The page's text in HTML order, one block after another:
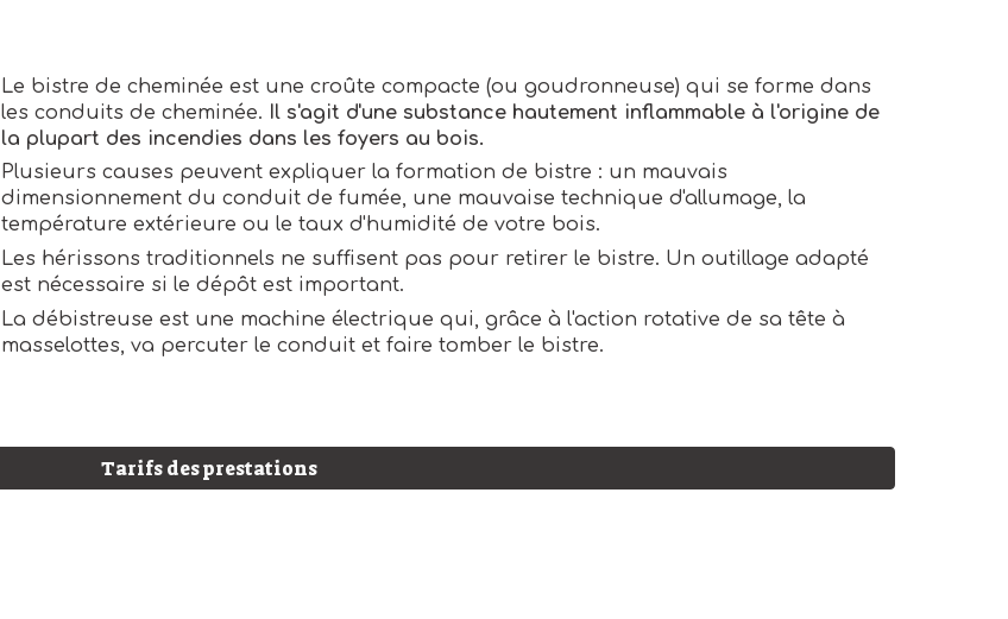
Le bistre decheminée est une croûte compacte (ou goudronneuse) qui se forme dans
les conduits decheminée. Il s'agit d'une substance hautement inflammable à l'origine de
la plupart des incendies dans les foyers au bois.
Plusieurs causes peuvent expliquer la formation de bistre : un mauvais
dimensionnement du conduit de fumée, une mauvaise technique d'allumage, la
température extérieure ou le taux d'humidité de votre bois.
Les hérissons traditionnels ne suffisent pas pour retirer le bistre. Un outillage adapté
est nécessaire si le dépôt est important.
La débistreuse est une machine électrique qui, grâce à l'action rotative de sa tête à
masselottes, va percuter le conduit et faire tomber le bistre.
Tarifs des prestations